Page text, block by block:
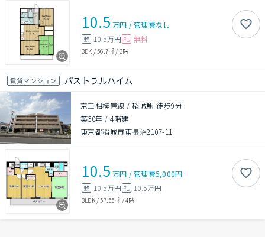
10.5 万円 /管理費なし
敷 10.5万円 礼 無料
3DK /56.7㎡ / 3階
賃貸マンション パストラルハイム
京王相模原線 / 稲城駅 徒歩9分
築30年 /4階建
東京都稲城市東長沼2107-11
10.5 万円 /管理費5,000円
敷 10.5万円 礼 10.5万円
3LDK/57.55㎡ /4階